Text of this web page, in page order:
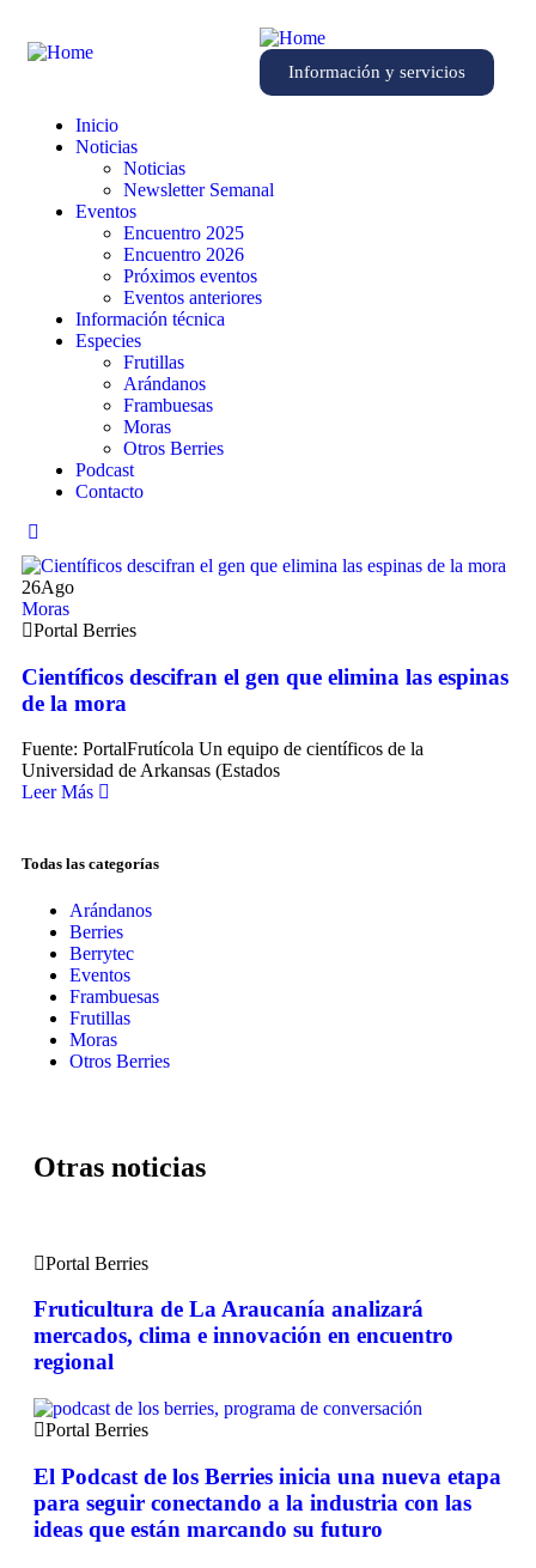
Información y servicios
Inicio
Noticias
Noticias
Newsletter Semanal
Eventos
Encuentro 2025
Encuentro 2026
Próximos eventos
Eventos anteriores
Información técnica
Especies
Frutillas
Arándanos
Frambuesas
Moras
Otros Berries
Podcast
Contacto
26Ago
Moras
Portal Berries
Científicos descifran el gen que elimina las espinas
de la mora
Fuente: PortalFrutícola Un equipo de científicos de la
Universidad de Arkansas (Estados
Leer Más
Todas las categorías
Arándanos
Berries
Berrytec
Eventos
Frambuesas
Frutillas
Moras
Otros Berries
Otras noticias
Portal Berries
Fruticultura de La Araucanía analizará
mercados, clima e innovación en encuentro
regional
Portal Berries
El Podcast de los Berries inicia una nueva etapa
para seguir conectando a la industria con las
ideas que están marcando su futuro